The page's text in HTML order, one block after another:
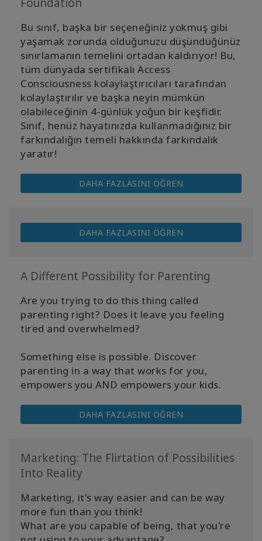
Foundatıon
Bu sınıf, başka bir seçeneğiniz yokmuş gibi
yaşamak zorunda olduğunuzu düşündüğünüz
sınırlamanın temelini ortadan kaldırıyor! Bu,
tüm dünyada sertifikalı Access
Consciousness kolaylaştırıcıları tarafından
kolaylaştırılır ve başka neyin mümkün
olabileceğinin 4-günlük yoğun bir keşfidir.
Sınıf, henüz hayatınızda kullanmadığınız bir
farkındalığın temeli hakkında farkındalık
yaratır!
DAHA FAZLASINI ÖĞREN
DAHA FAZLASINI ÖĞREN
A Different Possibility for Parenting
Are you trying to do this thing called
parenting right? Does it leave you feeling
tired and overwhelmed?
Something else is possible. Discover
parenting in a way that works for you,
empowers you AND empowers your kids.
DAHA FAZLASINI ÖĞREN
Marketing: The Flirtation of Possibilities
Into Reality
Marketing, it's way easier and can be way
more fun than you think!
What are you capable of being, that you're